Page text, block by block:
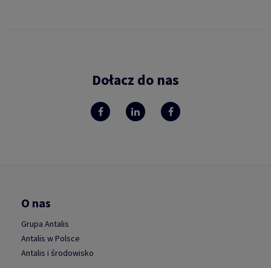
Dołacz do nas
O nas
Grupa Antalis
Antalis w Polsce
Antalis i środowisko